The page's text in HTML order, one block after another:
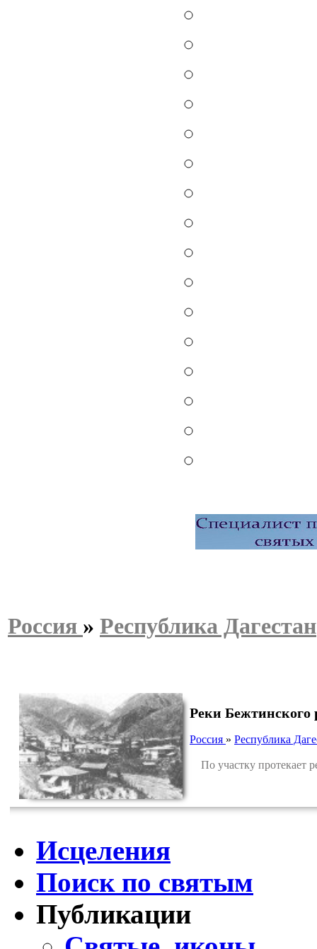
Россия » Республика Дагестан
Реки Бежтинского
Россия »Республика
По участку протекает
Исцеления
Поиск по святым
Публикации